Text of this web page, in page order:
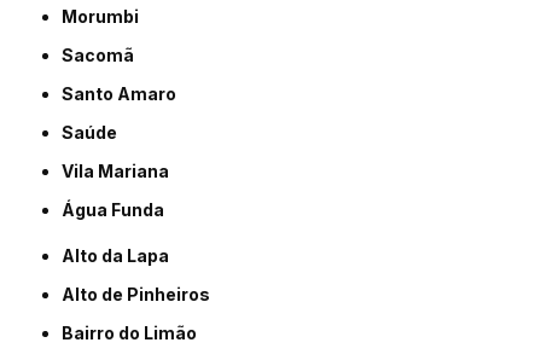
Morumbi
Sacomã
Santo Amaro
Saúde
Vila Mariana
Água Funda
Alto da Lapa
Alto de Pinheiros
Bairro do Limão